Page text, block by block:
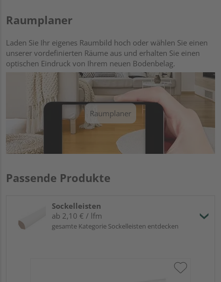
Raumplaner
Laden Sie Ihr eigenes Raumbild hoch oder wählen Sie einen
unserer vordefinierten Räume aus und erhalten Sie einen
optischen Eindruck von Ihrem neuen Bodenbelag.
Raumplaner
Passende Produkte
Sockelleisten
ab 2,10 € / lfm
gesamte Kategorie Sockelleisten entdecken